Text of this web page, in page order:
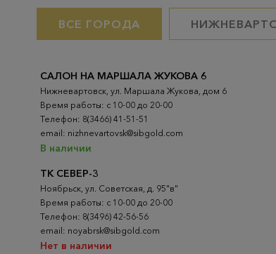
ВСЕ ГОРОДА
ТК СЕВЕР-3
Ноябрьск, ул. Советская, д. 95"в"
Время работы: с 10-00 до 20-00
Телефон: 8(3496) 42-56-56
email: noyabrsk@sibgold.com
Нет в наличии
САЛОН НА МАРШАЛА ЖУКОВА 6
Нижневартовск, ул. Маршала Жукова, дом 6
Время работы: с 10-00 до 20-00
Телефон: 8(3466) 41-51-51
email: nizhnevartovsk@sibgold.com
В наличии